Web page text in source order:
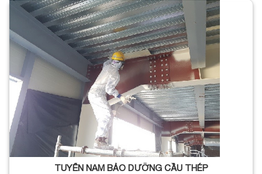
TUYỂN NAM BẢO DƯỠNG CẦU THÉP